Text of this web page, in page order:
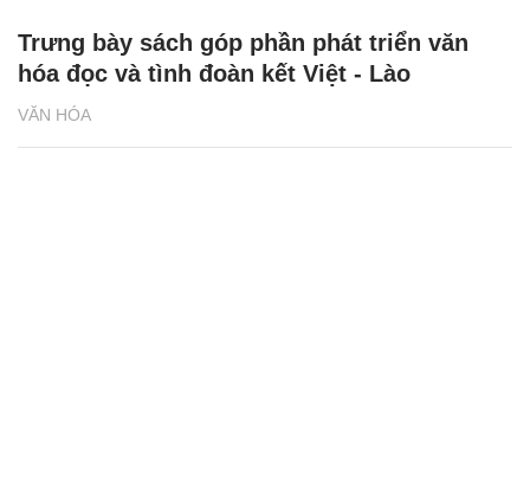
VĂN HÓA
Trưng bày sách góp phần phát triển văn
hóa đọc và tình đoàn kết Việt - Lào